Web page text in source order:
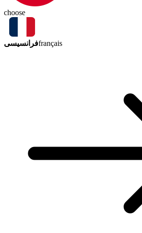
choose
فرانسیسیfrançais